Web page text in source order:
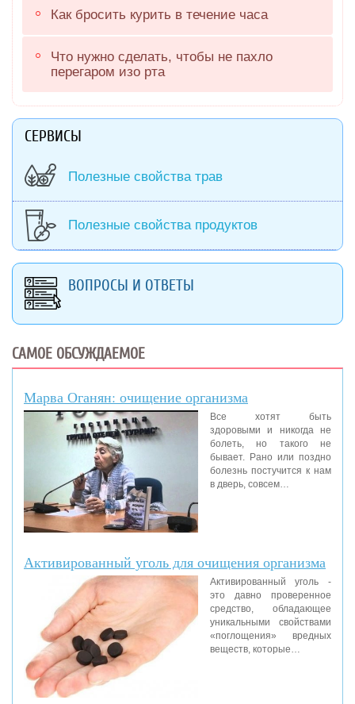
Как бросить курить в течение часа
Что нужно сделать, чтобы не пахло
перегаром изо рта
СЕРВИСЫ
Полезные свойства трав
Полезные свойства продуктов
ВОПРОСЫ И ОТВЕТЫ
САМОЕ ОБСУЖДАЕМОЕ
Марва Оганян: очищение организма
Все хотят быть
здоровыми и никогда не
болеть, но такого не
бывает. Рано или поздно
болезнь постучится к нам
в дверь, совсем…
Активированный уголь для очищения организма
Активированный уголь -
это давно проверенное
средство, обладающее
уникальными свойствами
«поглощения» вредных
веществ, которые…